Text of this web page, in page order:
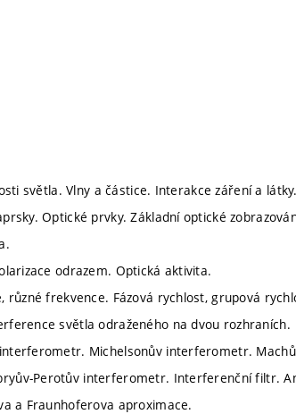
světla. Vlny a částice. Interakce záření a látky.
Optické prvky. Základní optické
odrazem. Optická aktivita.
různé frekvence. Fázová rychlost, grupová
světla odraženého na dvou rozhraních.
Michelsonův interferometr.
Perotův interferometr. Interferenční filtr.
a Fraunhoferova aproximace.